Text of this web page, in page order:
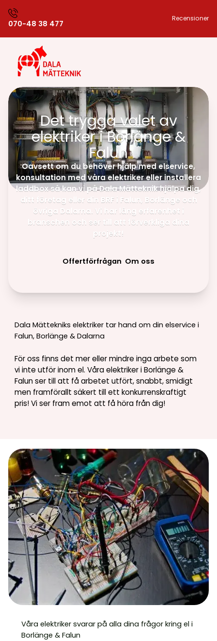
070-48 38 477 Recensioner
Det trygga valet av
elektriker i Borlänge &
Falun
Oavsett om du behöver hjälp med elservice,
konsultation med våra elektriker eller installera
laddbox så kan vi på Dala Mätteknik hjälpa dig,
ditt företag eller din BRF i Falun, Borlänge och
övriga Dalarna. Vi har lång erfarenhet i
branschen och ser till att förverkliga dina
projekt!
Offertförfrågan Om oss
Dala Mättekniks elektriker tar hand om din elservice i
Falun, Borlänge & Dalarna
För oss finns det mer eller mindre inga arbete som
vi inte utför inom el. Våra elektriker i Borlänge &
Falun ser till att få arbetet utfört, snabbt, smidigt
men framförallt säkert till ett konkurrenskraftigt
pris! Vi ser fram emot att få höra från dig!
Våra elektriker svarar på alla dina frågor kring el i
Borlänge & Falun